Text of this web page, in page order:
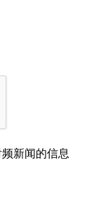
新闻的信息